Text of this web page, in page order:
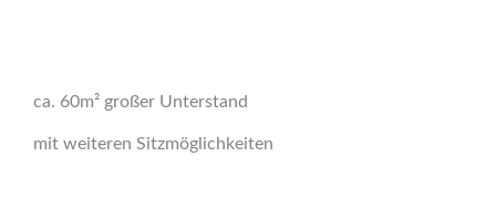
ca. 60m² großer Unterstand
mit weiteren Sitzmöglichkeiten